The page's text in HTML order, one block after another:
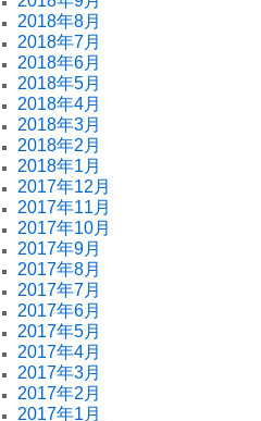
2018年8月
2018年7月
2018年6月
2018年5月
2018年4月
2018年3月
2018年2月
2018年1月
2017年12月
2017年11月
2017年10月
2017年9月
2017年8月
2017年7月
2017年6月
2017年5月
2017年4月
2017年3月
2017年2月
2017年1月